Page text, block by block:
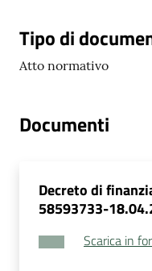
Tipo di
Atto normativo
Documenti
Decreto di
58593733-
Scarica in